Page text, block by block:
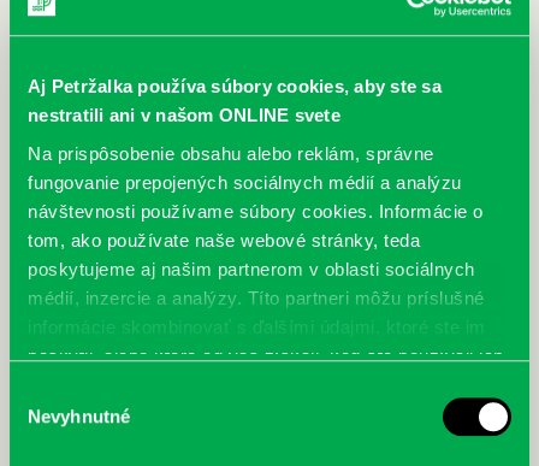
Aj Petržalka používa súbory cookies, aby ste sa
nestratili ani v našom ONLINE svete
Na prispôsobenie obsahu alebo reklám, správne
fungovanie prepojených sociálnych médií a analýzu
návštevnosti používame súbory cookies. Informácie o
tom, ako používate naše webové stránky, teda
poskytujeme aj našim partnerom v oblasti sociálnych
médií, inzercie a analýzy. Títo partneri môžu príslušné
informácie skombinovať s ďalšími údajmi, ktoré ste im
poskytli, alebo ktoré od vás získali, keď ste používali ich
súhlasu
Nevyhnutné